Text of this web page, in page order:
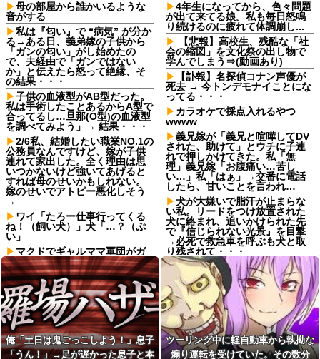
母の部屋から誰かいるような
音がする
私は『匂い』で “病気” が分か
る→ある日、義弟嫁の子供から
「ガンの匂い」がし始めたの
で、夫経由で「ガンではない
か」と伝えたら怒って絶縁、そ
の結果・・・
子供の血液型がAB型だった。
私は手術したことあるからA型で
合ってるし…旦那(O型)の血液型
を調べてみよう」→ 結果・・・
2/6私、結婚したい職業NO.1の
公務員なんですけど、嫁が子供
連れて家出した。全く理由は思
いつかないけど強いてあげると
すれば母のせいかもしれない。
嫁のせいでアトピー悪化しそう
→
ワイ「たろー仕事行ってくる
ね！（飼い犬）」犬「…？（ぷ
い」
マクドでギャルママ軍団がガ
キを放って動物園。ワシ「自分
らのママにもっと遊んで欲しい
やんな？」ガキ「遊んでほし
い」ワシ「魔法の言葉があるよ...
生理の予定が８月６日なんだ
けど７月２９日にドバッと鮮血
でたから生理かな？って思った
のよね
私は中2女子です。現在不登校
4年生になってから、色々問題
が出て来てる娘。私も毎日怒鳴
り続けるのに疲れて体調崩し...
【悲報】高校生、残酷な「社
会の縮図」を文化祭の出し物で
学んでしまう⇒(動画あり)
【訃報】名探偵コナン声優が
死去 → 今トンデモナイことにな
ってる・・・
カラオケで採点入れるやつ
wwww
義兄嫁が「義兄と喧嘩してDV
された、助けて」とウチに子連
れで押しかけてきた。私「無
理」義兄嫁「お腹痛い…苦し
い…」私「はぁ」→交番に電話
したら、甘いことを言われ…
犬が大嫌いで脂汗が止まらな
い私。リードをつけ放置された
犬に絡まれ、追いかけられた先
で『信じられない光景』を目撃
→必死で救急車を呼ぶも犬と取
り残されて・・・
やる夫のダンジョン運営記
186-雑談所ネタ120 宮藤汁と
は！？+埋めネタ「宮藤家の一
日」
やる夫のダンジョン運営記
186-雑談所ネタ120 宮藤汁と
は！？+埋めネタ「宮藤家の一
日」
仕事終わりのコンビニでレジ
俺「土日は鬼ごっこしよう！」息子
「うん！」→足が遅かった息子と本
ツーリング中に軽自動車から執拗な
煽り運転を受けていた。その数分